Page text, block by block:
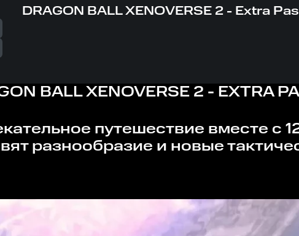
DRAGON BALL XENOVERSE 2 - Extra
BALL XENOVERSE 2 - EXTRA
разнообразие и новые